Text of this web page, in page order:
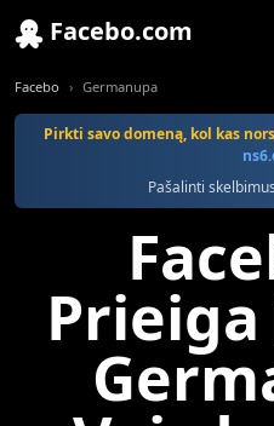
Facebo.com
Facebo Germanupa
Pirkti savo domeną, kol kas
Pašalinti